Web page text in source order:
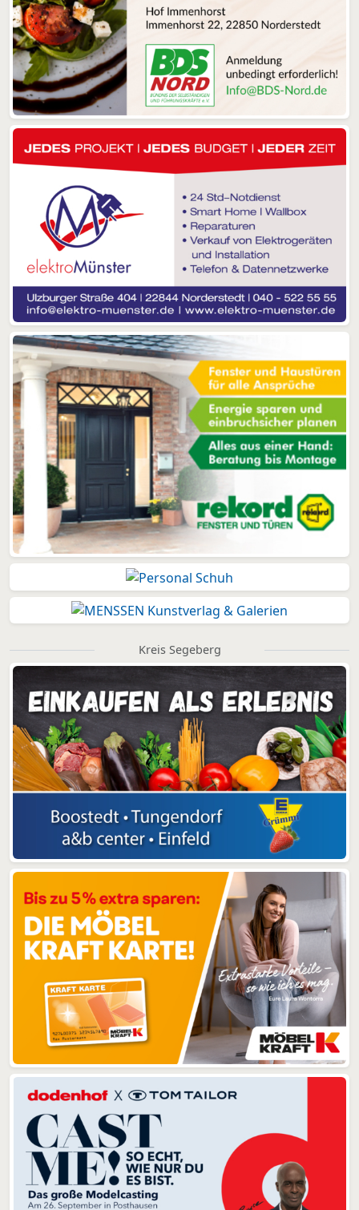
Kreis Segeberg